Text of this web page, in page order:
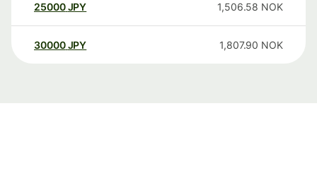
25000 JPY 1,506.58 NOK
30000 JPY 1,807.90 NOK